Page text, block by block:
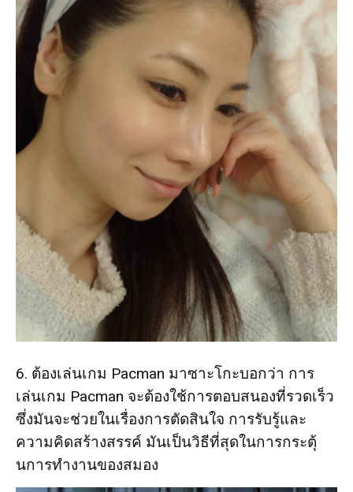
6. ต้องเล่นเกม Pacman มาซาะโกะบอกว่า การ
เล่นเกม Pacman จะต้องใช้การตอบสนองที่รวดเร็ว
ซึ่งมันจะช่วยในเรื่องการตัดสินใจ การรับรู้และ
ความคิดสร้างสรรค์ มันเป็นวิธีที่สุดในการกระตุ้
นการทำงานของสมอง